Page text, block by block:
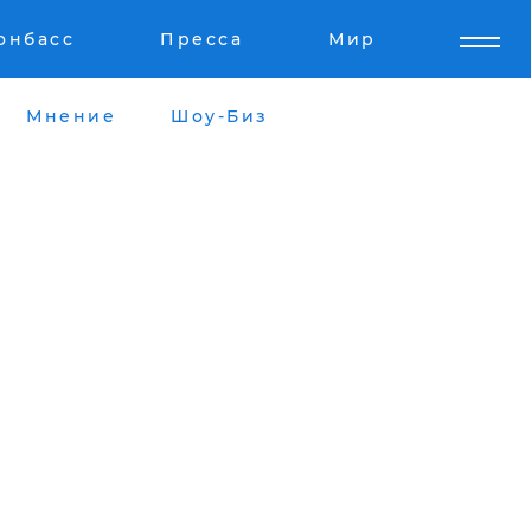
Пресса Мир
Мнение Шоу-Биз